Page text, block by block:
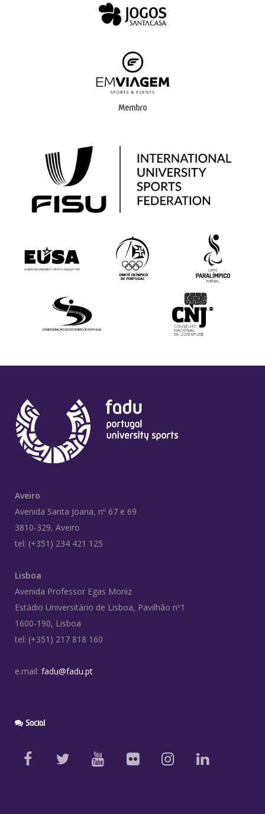
Membro
Aveiro
Avenida Santa Joana, nº 67 e 69
3810-329, Aveiro
tel: (+351) 234 421 125
Lisboa
Avenida Professor Egas Moniz
Estádio Universitário de Lisboa, Pavilhão nº1
1600-190, Lisboa
tel: (+351) 217 818 160
e.mail: fadu@fadu.pt
Social